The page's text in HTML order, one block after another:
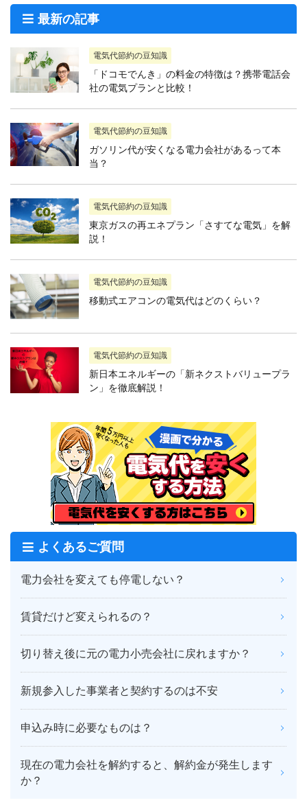
最新の記事
電気代節約の豆知識
「ドコモでんき」の料金の特徴は？携帯電話会
社の電気プランと比較！
電気代節約の豆知識
ガソリン代が安くなる電力会社があるって本
当？
電気代節約の豆知識
東京ガスの再エネプラン「さすてな電気」を解
説！
電気代節約の豆知識
移動式エアコンの電気代はどのくらい？
電気代節約の豆知識
新日本エネルギーの「新ネクストバリュープラ
ン」を徹底解説！
よくあるご質問
電力会社を変えても停電しない？
賃貸だけど変えられるの？
切り替え後に元の電力小売会社に戻れますか？
新規参入した事業者と契約するのは不安
申込み時に必要なものは？
現在の電力会社を解約すると、解約金が発生します
か？